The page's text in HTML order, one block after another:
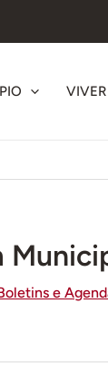
VIVER
e